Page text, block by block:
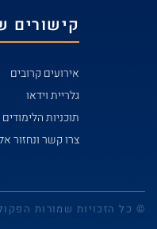
קישורים
אירועים קרובים
גלריית וידאו
תוכניות הלימודים
צרו קשר ונחזור אליכם
הזכויות שמורות הפקולטה